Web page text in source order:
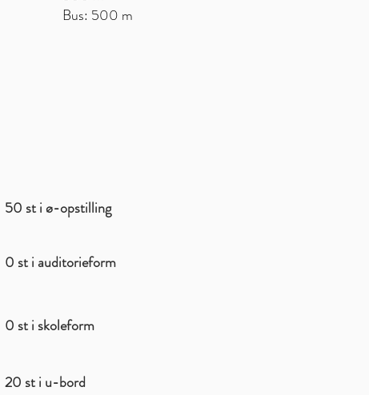
Bus: 500 m
50 st i ø-opstilling
0 st i auditorieform
0 st i skoleform
20 st i u-bord